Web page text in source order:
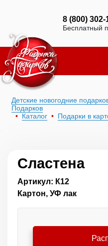
8 (800) 302-
Бесплатный
Детские новогодние
Подарков
Каталог
Подарки в
Сластена
Артикул: К12
Картон, УФ лак